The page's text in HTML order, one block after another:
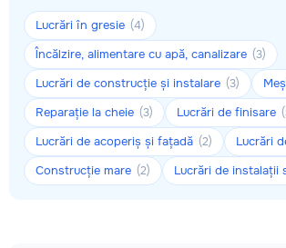
Lucrări în gresie (4)
Încălzire, alimentare cu apă, canalizare (3)
Lucrări de construcție și instalare (3)
Reparație la cheie (3) Lucrări de finisare
Lucrări de acoperiș și fațadă (2) Lucrări
Construcție mare (2) Lucrări de instalații